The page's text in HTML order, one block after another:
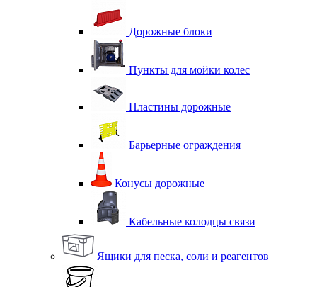
Дорожные блоки
Пункты для мойки колес
Пластины дорожные
Барьерные ограждения
Конусы дорожные
Кабельные колодцы связи
Ящики для песка, соли и реагентов